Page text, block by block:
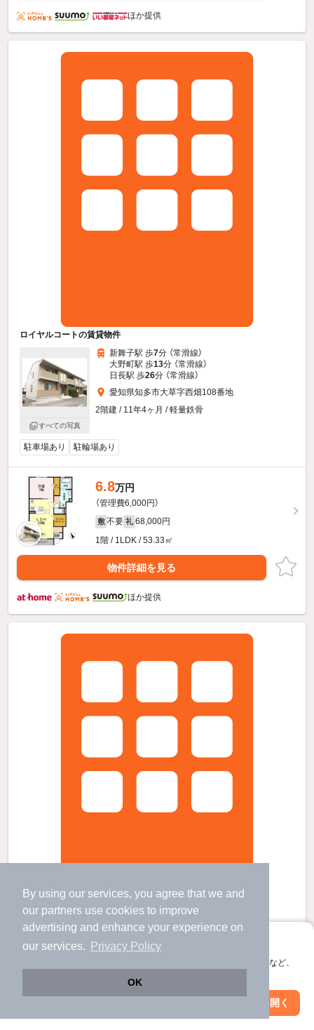
By using our services, you agree that we and
our partners use cookies to improve
advertising and enhance your experience on
our services.
Privacy Policy
OK
アプリに切り替えて、サクサクお部屋探し
会員登録なしですぐ使える。マップ検索やお気に入り保存など、
アプリを開く
ほか提供
ロイヤルコートの賃貸物件
すべての写真
新舞子駅 歩7分 （常滑線）
大野町駅 歩13分 （常滑線）
日長駅 歩26分 （常滑線）
愛知県知多市大草字西畑108番地
2階建 / 11年4ヶ月 / 軽量鉄骨
駐車場あり 駐輪場あり
6.8万円
（管理費6,000円）
敷 不要 礼 68,000円
1階 / 1LDK / 53.33㎡
物件詳細を見る
ほか提供
エクセレンス新舞子の賃貸物件
新舞子駅 歩 3 分 （常滑線）
日長駅 歩 20分 （常滑線）
絞り込み条件を変更